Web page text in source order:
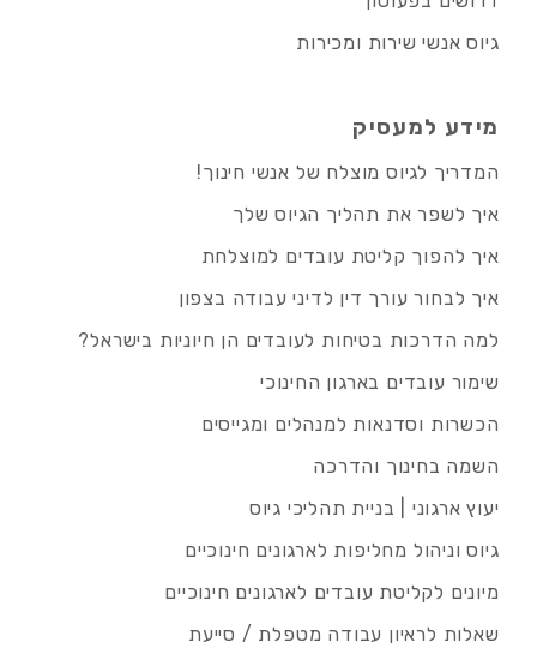
גיוס אנשי שירות ומכירות
מידע למעסיק
המדריך לגיוס מוצלח של אנשי חינוך!
איך לשפר את תהליך הגיוס שלך
איך להפוך קליטת עובדים למוצלחת
איך לבחור עורך דין לדיני עבודה בצפון
למה הדרכות בטיחות לעובדים הן חיוניות בישראל?
שימור עובדים בארגון החינוכי
הכשרות וסדנאות למנהלים ומגייסים
השמה בחינוך והדרכה
יעוץ ארגוני | בניית תהליכי גיוס
גיוס וניהול מחליפות לארגונים חינוכיים
מיונים לקליטת עובדים לארגונים חינוכיים
שאלות לראיון עבודה מטפלת / סייעת